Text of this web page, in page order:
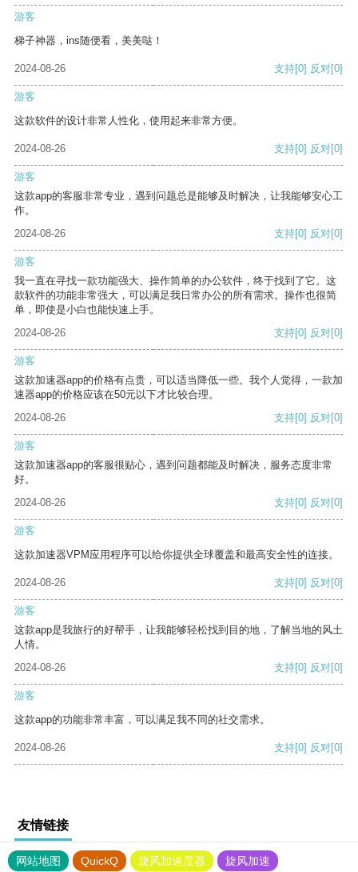
游客
梯子神器，ins随便看，美美哒！
2024-08-26 支持[0] 反对[0]
游客
这款软件的设计非常人性化，使用起来非常方便。
2024-08-26 支持[0] 反对[0]
游客
这款app的客服非常专业，遇到问题总是能够及时解决，让我能够安心工
作。
2024-08-26
支持[0] 反对[0]
游客
我一直在寻找一款功能强大、操作简单的办公软件，终于找到了它。这
款软件的功能非常强大，可以满足我日常办公的所有需求。操作也很简
单，即使是小白也能快速上手。
2024-08-26
支持[0] 反对[0]
游客
这款加速器app的价格有点贵，可以适当降低一些。我个人觉得，一款加
速器app的价格应该在50元以下才比较合理。
2024-08-26
支持[0] 反对[0]
游客
这款加速器app的客服很贴心，遇到问题都能及时解决，服务态度非常
好。
2024-08-26
支持[0] 反对[0]
游客
这款加速器VPM应用程序可以给你提供全球覆盖和最高安全性的连接。
2024-08-26 支持[0] 反对[0]
游客
这款app是我旅行的好帮手，让我能够轻松找到目的地，了解当地的风土
人情。
2024-08-26
支持[0] 反对[0]
游客
这款app的功能非常丰富，可以满足我不同的社交需求。
2024-08-26 支持[0] 反对[0]
友情链接
网站地图 QuickQ 旋风加速度器 旋风加速